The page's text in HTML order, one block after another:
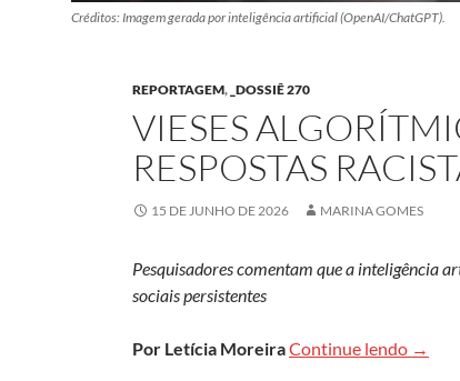
Créditos: Imagem gerada por inteligência artificial (OpenAI/ChatGPT).
REPORTAGEM, _DOSSIÊ 270
VIESES
RESPOSTAS
15 DE JUNHO DE 2026 MARINA GOMES
Pesquisadores comentam que a inteligência
sociais persistentes
Por Letícia MoreiraContinue lendo →